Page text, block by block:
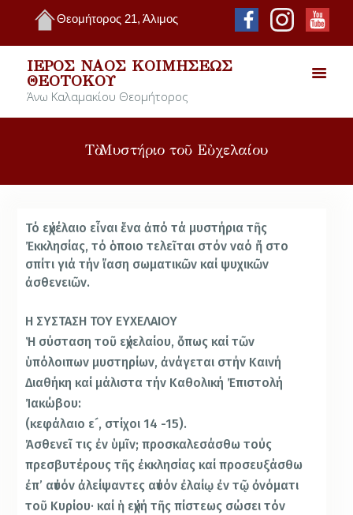
Θεομήτορος 21, Άλιμος
ΙΕΡΌΣ ΝΑΌΣ ΚΟΙΜΉΣΕΩΣ
ΘΕΟΤΌΚΟΥ
Άνω Καλαμακίου Θεομήτορος
Τὸ Μυστήριο τοῦ Εὐχελαίου
Τό εὐχέλαιο εἶναι ἕνα ἀπό τά μυστήρια τῆς
Ἐκκλησίας, τό ὁποιο τελεῖται στόν ναό ἤ στο
σπίτι γιά τήν ἴαση σωματικῶν καί ψυχικῶν
ἀσθενειῶν.
Η ΣΥΣΤΑΣΗ ΤΟΥ ΕΥΧΕΛΑΙΟΥ
Ἡ σύσταση τοῦ εὐχελαίου, ὅπως καί τῶν
ὑπόλοιπων μυστηρίων, ἀνάγεται στήν Καινή
Διαθήκη καί μάλιστα τήν Καθολική Ἐπιστολή
Ἰακώβου:
(κεφάλαιο ε´, στίχοι 14 -15).
Ἀσθενεῖ τις ἐν ὑμῖν; προσκαλεσάσθω τούς
πρεσβυτέρους τῆς ἐκκλησίας καί προσευξάσθω
ἐπ’ αὐτόν ἀλείψαντες αὐτόν ἐλαίῳ ἐν τῷ ὀνόματι
τοῦ Κυρίου· καί ἡ εὐχή τῆς πίστεως σώσει τόν